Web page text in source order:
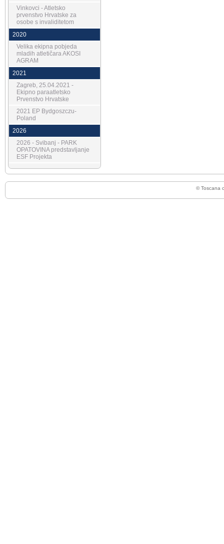
Vinkovci - Atletsko
prvenstvo Hrvatske za
osobe s invaliditetom
2020
Velika ekipna pobjeda
mladih atletičara AKOSI
AGRAM
2021
Zagreb, 25.04.2021 -
Ekipno paraatletsko
Prvenstvo Hrvatske
2021 EP Bydgoszczu-
Poland
2026
2026 - Svibanj - PARK
OPATOVINA predstavljanje
ESF Projekta
© Toscana